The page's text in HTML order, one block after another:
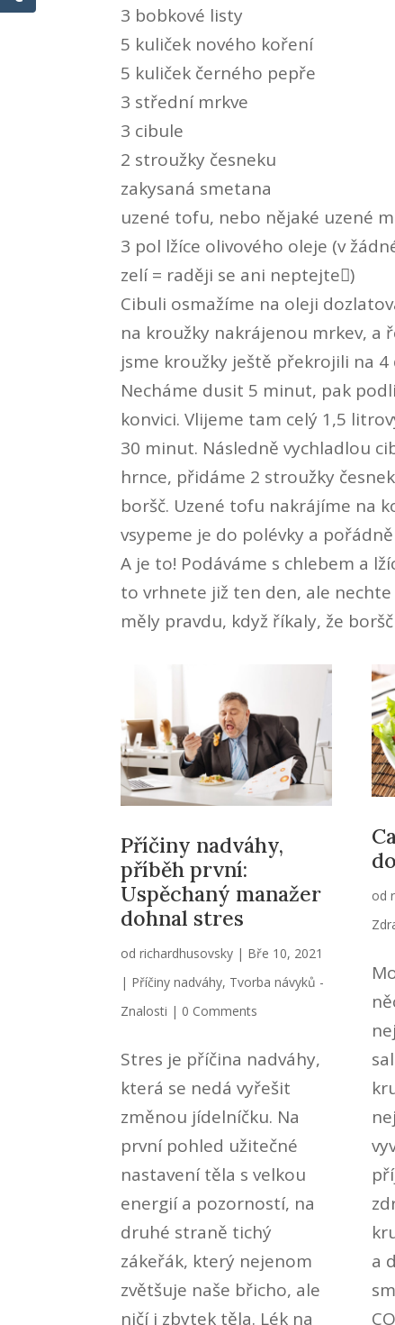
3 bobkové listy
5 kuliček nového koření
5 kuliček černého pepře
3 střední mrkve
3 cibule
2 stroužky česneku
zakysaná smetana
uzené tofu, nebo nějaké uzené
3 pol lžíce olivového oleje (v
zelí = raději se ani neptejte)
Cibuli osmažíme na oleji
na kroužky nakrájenou mrkev, a
jsme kroužky ještě překrojili na
Necháme dusit 5 minut, pak
konvici. Vlijeme tam celý 1,5
30 minut. Následně vychladlou
hrnce, přidáme 2 stroužky
boršč. Uzené tofu nakrájíme na
vsypeme je do polévky a
A je to! Podáváme s chlebem a
to vrhnete již ten den, ale
měly pravdu, když říkaly, že
Příčiny nadváhy,
příběh první:
Uspěchaný manažer
dohnal stres
odrichardhusovsky | Bře 10, 2021
| Příčiny nadváhy, Tvorba návyků -
Znalosti | 0 Comments
Stres je příčina nadváhy,
která se nedá vyřešit
změnou jídelníčku. Na
první pohled užitečné
nastavení těla s velkou
energií a pozorností, na
druhé straně tichý
zákeřák, který nejenom
zvětšuje naše břicho, ale
ničí i zbytek těla. Lék na
od
a